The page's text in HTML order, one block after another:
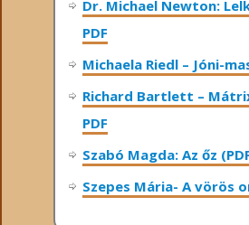
Dr. Michael Newton:
PDF
Michaela Riedl – Jóni-
Richard Bartlett –
PDF
Szabó Magda: Az őz
Szepes Mária- A vörös